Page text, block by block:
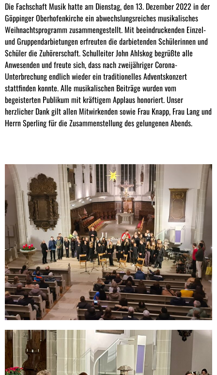
Die Fachschaft Musik hatte am Dienstag, den 13. Dezember 2022 in der
Göppinger Oberhofenkirche ein abwechslungsreiches musikalisches
Weihnachtsprogramm zusammengestellt. Mit beeindruckenden Einzel-
und Gruppendarbietungen erfreuten die darbietenden Schülerinnen und
Schüler die Zuhörerschaft. Schulleiter John Ahlskog begrüßte alle
Anwesenden und freute sich, dass nach zweijähriger Corona-
Unterbrechung endlich wieder ein traditionelles Adventskonzert
stattfinden konnte. Alle musikalischen Beiträge wurden vom
begeisterten Publikum mit kräftigem Applaus honoriert. Unser
herzlicher Dank gilt allen Mitwirkenden sowie Frau Knapp, Frau Lang und
Herrn Sperling für die Zusammenstellung des gelungenen Abends.